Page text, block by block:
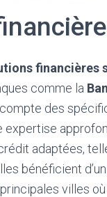
financières
comme la
des
expertise
adaptées,
bénéficient
villes